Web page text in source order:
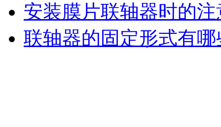
安装膜片联轴器时的
联轴器的固定形式有